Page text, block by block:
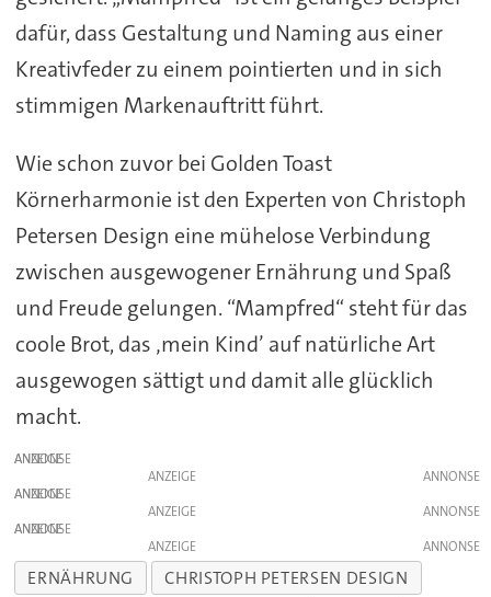
dafür, dass Gestaltung und Naming aus einer
Kreativfeder zu einem pointierten und in sich
stimmigen Markenauftritt führt.
Wie schon zuvor bei Golden Toast
Körnerharmonie ist den Experten von Christoph
Petersen Design eine mühelose Verbindung
zwischen ausgewogener Ernährung und Spaß
und Freude gelungen. “Mampfred“ steht für das
coole Brot, das ‚mein Kind’ auf natürliche Art
ausgewogen sättigt und damit alle glücklich
macht.
ANZEIGE
ANZEIGE
ANZEIGE
ANZEIGE
ANZEIGE
ANZEIGE
ERNÄHRUNG
CHRISTOPH PETERSEN DESIGN